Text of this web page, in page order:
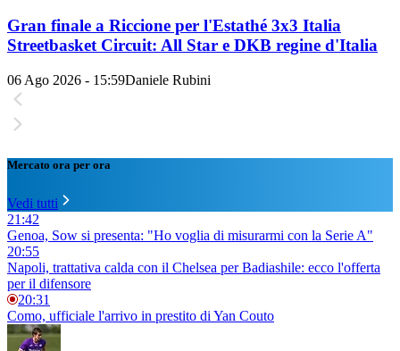
Gran finale a Riccione per l'Estathé 3x3 Italia
Streetbasket Circuit: All Star e DKB regine d'Italia
06 Ago 2026 - 15:59Daniele Rubini
Mercato ora per ora
Vedi tutti
21:42
Genoa, Sow si presenta: "Ho voglia di misurarmi con la Serie A"
20:55
Napoli, trattativa calda con il Chelsea per Badiashile: ecco l'offerta
per il difensore
20:31
Como, ufficiale l'arrivo in prestito di Yan Couto